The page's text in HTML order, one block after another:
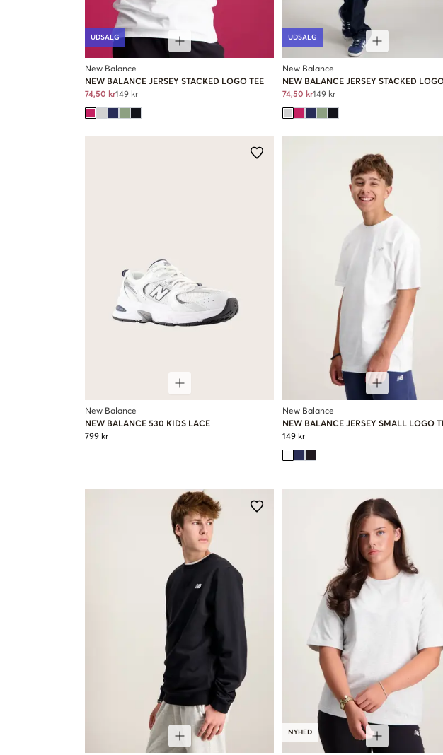
UDSALG
New Balance
NEW BALANCE JERSEY STACKED LOGO TEE
74,50 kr149 kr
UDSALG
New Balance
NEW BALANCE JERSEY STACKED
74,50 kr149 kr
New Balance
NEW BALANCE 530 KIDS LACE
799 kr
New Balance
NEW BALANCE JERSEY SMALL LOGO
149 kr
NYHED